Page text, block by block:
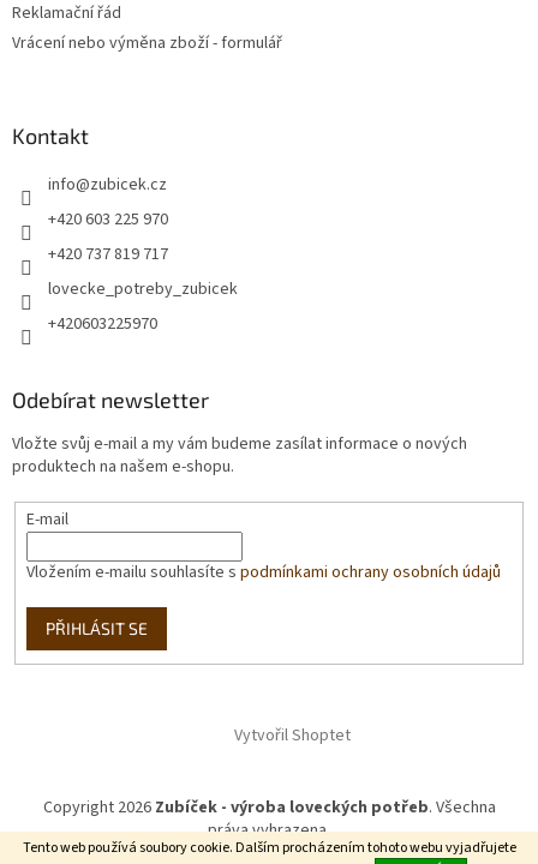
Tento web používá soubory cookie. Dalším procházením tohoto webu vyjadřujete
Reklamační řád
Vrácení nebo výměna zboží - formulář
Kontakt
info@zubicek.cz
+420 603 225 970
+420 737 819 717
lovecke_potreby_zubicek
+420603225970
Odebírat newsletter
Vložte svůj e-mail a my vám budeme zasílat informace o nových
produktech na našem e-shopu.
E-mail
Vložením e-mailu souhlasíte s podmínkami ochrany osobních údajů
PŘIHLÁSIT SE
Vytvořil Shoptet
Copyright 2026 Zubíček - výroba loveckých potřeb. Všechna
práva vyhrazena.